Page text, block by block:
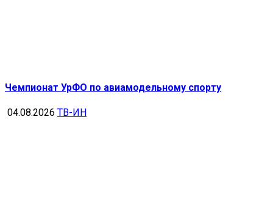
Чемпионат УрФО по авиамодельному спорту
04.08.2026 ТВ-ИН